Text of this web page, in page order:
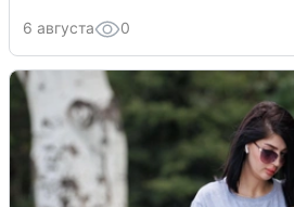
6 августа 0